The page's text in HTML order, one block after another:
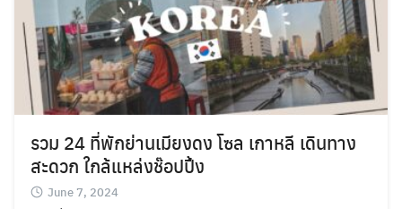
รวม 24 ที่พักย่านเมียงดง โซล เกาหลี เดินทาง
สะดวก ใกล้แหล่งช๊อปปิ้ง
June 7, 2024